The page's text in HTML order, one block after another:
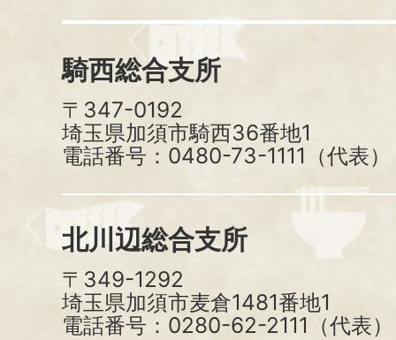
騎西総合支所
〒347-0192
埼玉県加須市騎西36番地1
電話番号：0480-73-1111（代表）
北川辺総合支所
〒349-1292
埼玉県加須市麦倉1481番地1
電話番号：0280-62-2111（代表）